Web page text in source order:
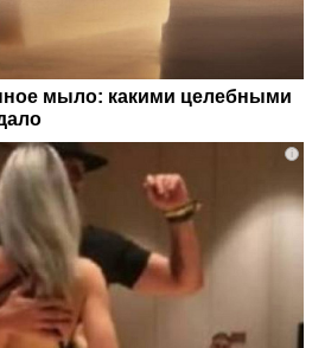
мыло: какими целебными
i